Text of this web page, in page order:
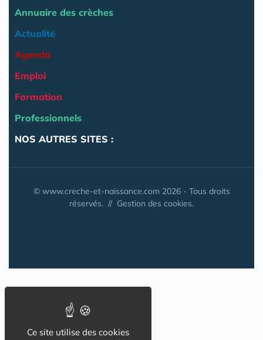
Annuaire des crèches
Actualité
Agenda
Emploi
Formation
Professionnels
NOS AUTRES SITES :
© www.creche-et-naissance.com 2026 - Tous droits
réservés. // Gestion des cookies.
Ce site utilise des cookies